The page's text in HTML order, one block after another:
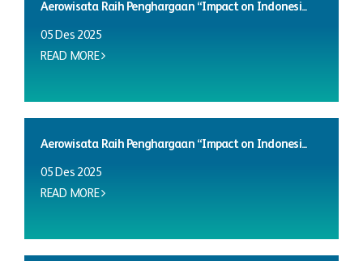
Aerowisata Raih Penghargaan “Impact on Indonesi...
05 Des 2025
READ MORE
Aerowisata Raih Penghargaan “Impact on Indonesi...
05 Des 2025
READ MORE